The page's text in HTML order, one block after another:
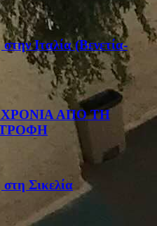
Ιταλία (Βενετία-
ΧΡΟΝΙΑ ΑΠΟ ΤΗ
Σικελία